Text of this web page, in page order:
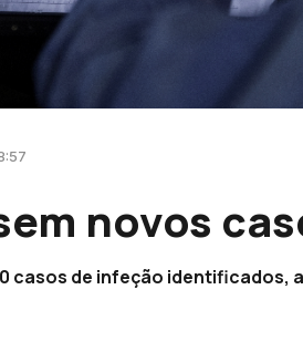
novos
casos de infeção